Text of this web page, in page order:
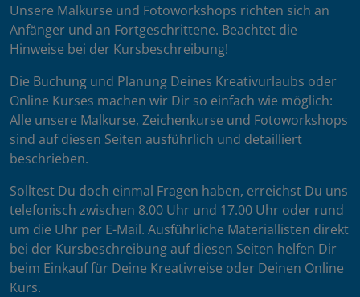
Unsere Malkurse und Fotoworkshops richten sich an
Anfänger und an Fortgeschrittene. Beachtet die
Hinweise bei der Kursbeschreibung!
Die Buchung und Planung Deines Kreativurlaubs oder
Online Kurses machen wir Dir so einfach wie möglich:
Alle unsere Malkurse, Zeichenkurse und Fotoworkshops
sind auf diesen Seiten ausführlich und detailliert
beschrieben.
Solltest Du doch einmal Fragen haben, erreichst Du uns
telefonisch zwischen 8.00 Uhr und 17.00 Uhr oder rund
um die Uhr per E-Mail. Ausführliche Materiallisten direkt
bei der Kursbeschreibung auf diesen Seiten helfen Dir
beim Einkauf für Deine Kreativreise oder Deinen Online
Kurs.